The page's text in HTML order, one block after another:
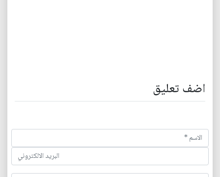
اضف تعليق